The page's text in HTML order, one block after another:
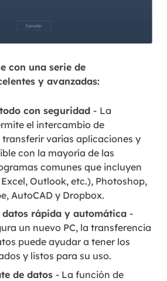
con una serie de
y avanzadas:
con seguridad- La
el intercambio de
varias aplicaciones y
con la mayoría de las
comunes que incluyen
Outlook, etc.), Photoshop,
AutoCAD y Dropbox.
datos rápida y automática-
un nuevo PC, la transferencia
puede ayudar a tener los
y listos para su uso.
de datos- La función de